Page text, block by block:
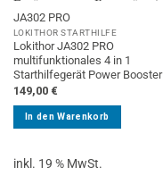
JA302 PRO
LOKITHOR STARTHILFE
Lokithor JA302 PRO
multifunktionales 4 in 1
Starthilfegerät Power Booster
149,00 €
In den Warenkorb
inkl. 19 % MwSt.